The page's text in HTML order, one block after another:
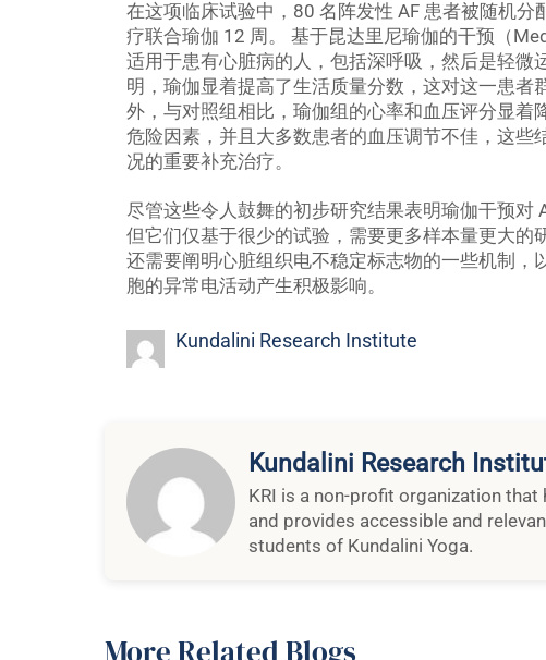
在这项临床试验中，80 名阵发性 AF 患者被随机
疗联合瑜伽 12 周。 基于昆达里尼瑜伽的干预（
适用于患有心脏病的人，包括深呼吸，然后是轻微
明，瑜伽显着提高了生活质量分数，这对这一患者
外，与对照组相比，瑜伽组的心率和血压评分显着
危险因素，并且大多数患者的血压调节不佳，这些
况的重要补充治疗。
尽管这些令人鼓舞的初步研究结果表明瑜伽干预对
但它们仅基于很少的试验，需要更多样本量更大的
还需要阐明心脏组织电不稳定标志物的一些机制，
胞的异常电活动产生积极影响。
Kundalini Research Institute
Kundalini Research
KRI is a non-profit organization
and provides accessible and
students of Kundalini Yoga.